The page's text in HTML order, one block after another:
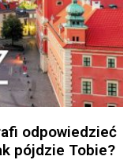
odpowiedzieć
pójdzie Tobie?